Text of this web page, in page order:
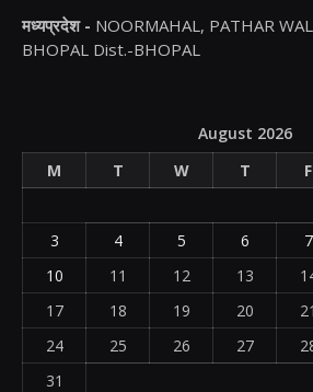
मध्यप्रदेश - NOORMAHAL, PATHAR
BHOPAL Dist.-BHOPAL
August 2026
M
T W T F
3
4 5 6 7
10
11 12 13
17
18 19 20 21
24
25 26 27
31